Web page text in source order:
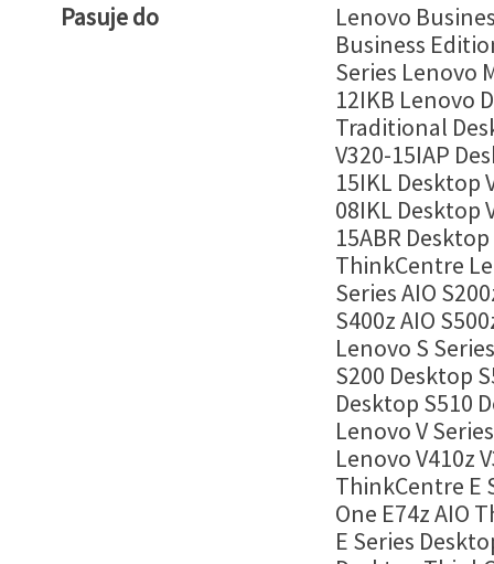
Pasuje do
Lenovo
Business
Series Lenovo
12IKB Lenovo
Traditional
V320-15IAP
15IKL Desktop
08IKL Desktop
15ABR Desktop
ThinkCentre
Series AIO
S400z AIO
Lenovo S
S200 Desktop
Desktop S510
Lenovo V
Lenovo V410z
ThinkCentre E
One E74z AIO
E Series